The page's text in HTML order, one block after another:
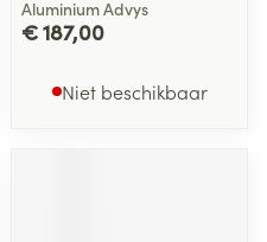
Aluminium Advys
€ 187,00
Niet beschikbaar